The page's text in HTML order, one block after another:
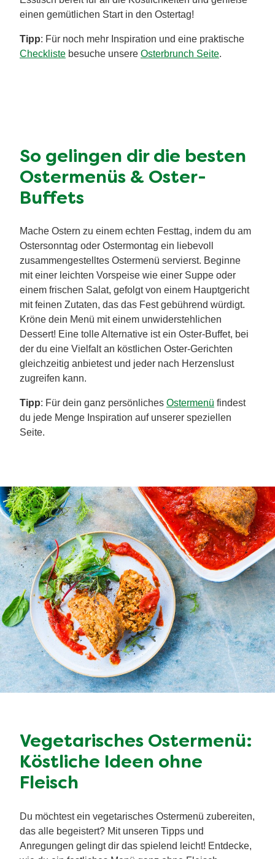
einen gemütlichen Start in den Ostertag!
Tipp: Für noch mehr Inspiration und eine praktische
Checkliste besuche unsere Osterbrunch Seite.
So gelingen dir die besten
Ostermenüs & Oster-
Buffets
Mache Ostern zu einem echten Festtag, indem du am
einem frischen Salat, gefolgt von einem Hauptgericht
mit feinen Zutaten, das das Fest gebührend würdigt.
Kröne dein Menü mit einem unwiderstehlichen
Dessert! Eine tolle Alternative ist ein Oster-Buffet, bei
der du eine Vielfalt an köstlichen Oster-Gerichten
gleichzeitig anbietest und jeder nach Herzenslust
zugreifen kann.
Tipp : Für dein ganz persönlichesOstermenüfindest
du jede Menge Inspiration auf unserer speziellen
Seite.